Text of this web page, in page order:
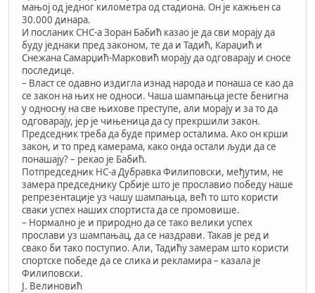
мањој од једног километра од стадиона. Он је кажњен са
30.000 динара.
И посланик СНС-а Зоран Бабић казао је да сви морају да
буду једнаки пред законом, те да и Тадић, Караџић и
Снежана Самарџић-Марковић морају да одговарају и сносе
последице.
– Власт се одавно издигла изнад народа и понаша се као да
се закон на њих не односи. Чаша шампањца јесте бенигна
у односну на све њихове преступе, али морају и за то да
одговарају, јер је чињеница да су прекршили закон.
Председник треба да буде пример осталима. Ако он крши
закон, и то пред камерама, како онда остали људи да се
понашају? – рекао је Бабић.
Потпредседник НС-а Дубравка Филиповски, међутим, не
замера председнику Србије што је прославио победу наше
репрезентације уз чашу шампањца, већ то што користи
сваки успех наших спортиста да се промовише.
– Нормално је и природно да се тако велики успех
прослави уз шампањац, да се наздрави. Такав је ред и
свако би тако поступио. Али, Тадићу замерам што користи
спортске победе да се слика и рекламира – казала је
Филиповски.
Ј. Велиновић